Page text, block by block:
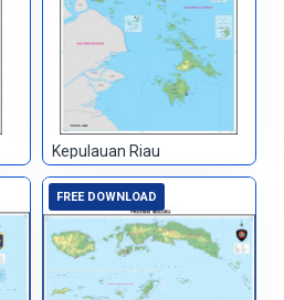
Kepulauan Riau
FREE DOWNLOAD